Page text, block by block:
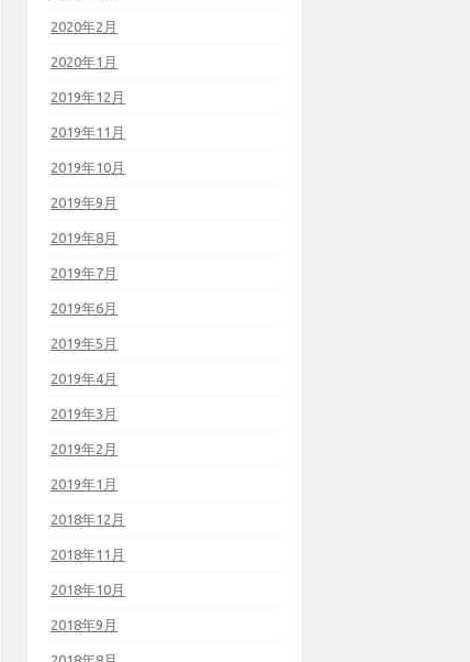
2020年2月
2020年1月
2019年12月
2019年11月
2019年10月
2019年9月
2019年8月
2019年7月
2019年6月
2019年5月
2019年4月
2019年3月
2019年2月
2019年1月
2018年12月
2018年11月
2018年10月
2018年9月